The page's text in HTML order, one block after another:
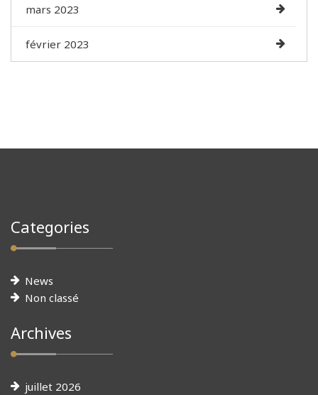
mars 2023
février 2023
Categories
News
Non classé
Archives
juillet 2026